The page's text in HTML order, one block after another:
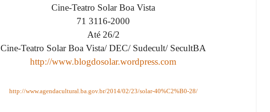
Cine-Teatro Solar Boa Vista
71 3116-2000
Até 26/2
Cine-Teatro Solar Boa Vista/ DEC/ Sudecult/ SecultBA
http://www.blogdosolar.wordpress.com
http://www.agendacultural.ba.gov.br/2014/02/23/solar-40%C2%B0-28/